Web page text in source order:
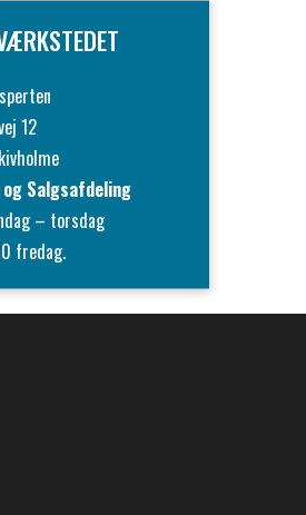
12
Salgsafdeling
– torsdag
fredag.